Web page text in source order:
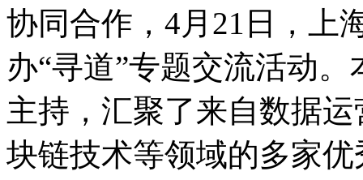
协同合作，4月21日，上
办“寻道”专题交流活动
主持，汇聚了来自数据
块链技术等领域的多家